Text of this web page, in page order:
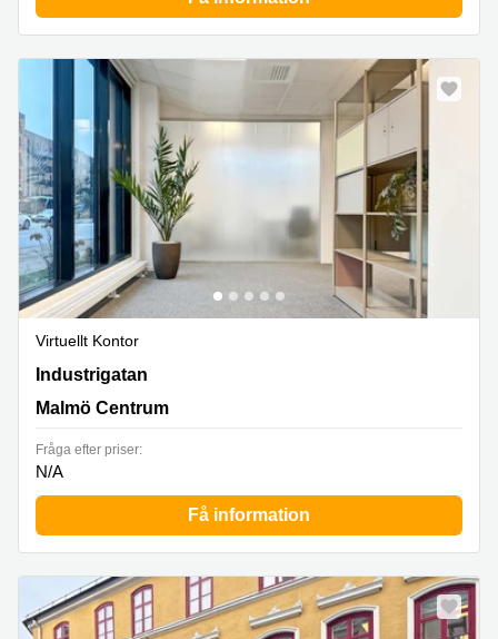
Virtuellt Kontor
Kv. Brönnestad 1 och 2, Industrigatan 9b,entréplan,
Malmö Centrum
Industrigatan
Malmö Centrum
Fråga efter priser:
N/A
Få information